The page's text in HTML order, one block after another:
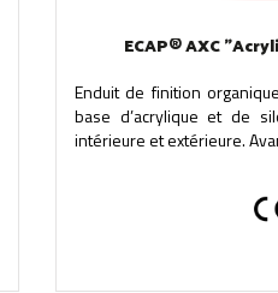
ECAP® AXC
Enduit de finition
base d’acrylique et de
intérieure et extérieure.